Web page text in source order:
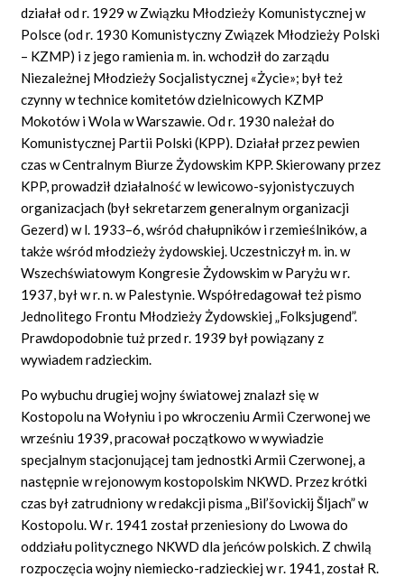
działał od r. 1929 w Związku Młodzieży Komunistycznej w
Polsce (od r. 1930 Komunistyczny Związek Młodzieży Polski
– KZMP) i z jego ramienia m. in. wchodził do zarządu
Niezależnej Młodzieży Socjalistycznej «Życie»;był też
czynny w technice komitetów dzielnicowych KZMP
Mokotów i Wola w Warszawie. Od r. 1930 należał do
Komunistycznej Partii Polski (KPP). Działał przez pewien
czas w Centralnym Biurze Żydowskim KPP. Skierowany przez
KPP, prowadził działalność w lewicowo-syjonistyczuych
organizacjach (był sekretarzem generalnym organizacji
Gezerd) w l. 1933–6, wśród chałupników i rzemieślników, a
także wśród młodzieży żydowskiej. Uczestniczył m. in. w
Wszechświatowym Kongresie Żydowskim w Paryżu w r.
1937, był w r. n. w Palestynie. Współredagował też pismo
Jednolitego Frontu Młodzieży Żydowskiej „Folksjugend”.
Prawdopodobnie tuż przed r. 1939 był powiązany z
wywiadem radzieckim.
Po wybuchu drugiej wojny światowej znalazł się w
Kostopolu na Wołyniu i po wkroczeniu Armii Czerwonej we
wrześniu 1939, pracował początkowo w wywiadzie
specjalnym stacjonującej tam jednostki Armii Czerwonej, a
następnie w rejonowym kostopolskim NKWD. Przez krótki
czas był zatrudniony w redakcji pisma „Bil’šovickij Šljach” w
Kostopolu. W r. 1941 został przeniesiony do Lwowa do
oddziału politycznego NKWD dla jeńców polskich. Z chwilą
rozpoczęcia wojny niemiecko-radzieckiej w r. 1941, został R.